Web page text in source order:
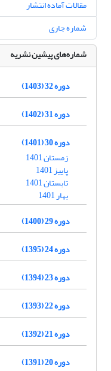
مقالات آماده انتشار
شماره جاری
شماره‌های پیشین نشریه
دوره 32 (1403)
دوره 31 (1402)
دوره 30 (1401)
زمستان 1401
پاییز 1401
تابستان 1401
بهار 1401
دوره 29 (1400)
دوره 24 (1395)
دوره 23 (1394)
دوره 22 (1393)
دوره 21 (1392)
دوره 20 (1391)